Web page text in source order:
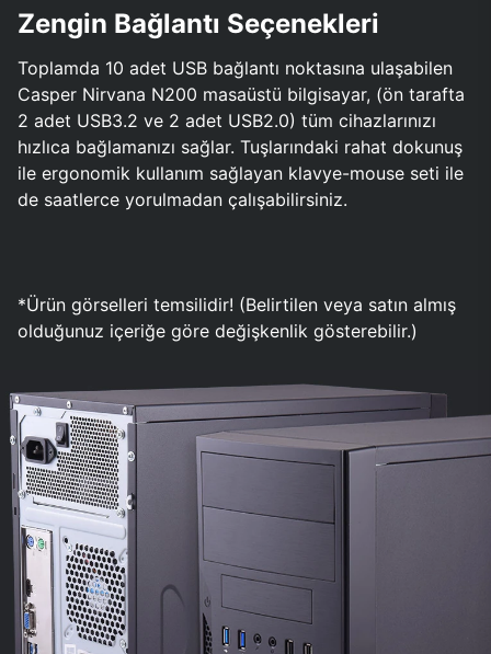
Zengin Bağlantı Seçenekleri
Toplamda 10 adet USB bağlantı noktasına ulaşabilen
Casper Nirvana N200 masaüstü bilgisayar, (ön tarafta
2 adet USB3.2 ve 2 adet USB2.0) tüm cihazlarınızı
hızlıca bağlamanızı sağlar. Tuşlarındaki rahat dokunuş
ile ergonomik kullanım sağlayan klavye-mouse seti ile
de saatlerce yorulmadan çalışabilirsiniz.
*Ürün görselleri temsilidir! (Belirtilen veya satın almış
olduğunuz içeriğe göre değişkenlik gösterebilir.)